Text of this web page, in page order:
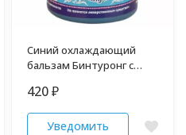
Синий охлаждающий
бальзам Бинтуронг с
420₽
Уведомить